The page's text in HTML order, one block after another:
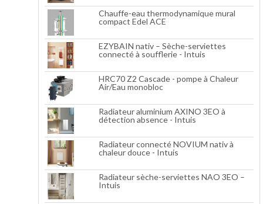
Chauffe-eau thermodynamique mural
compact Edel ACE
EZYBAIN nativ – Sèche-serviettes
connecté à soufflerie - Intuis
HRC70 Z2 Cascade - pompe à Chaleur
Air/Eau monobloc
Radiateur aluminium AXINO 3EO à
détection absence - Intuis
Radiateur connecté NOVIUM nativ à
chaleur douce - Intuis
Radiateur sèche-serviettes NAO 3EO –
Intuis